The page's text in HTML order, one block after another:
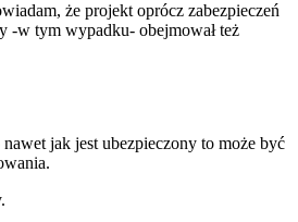
że projekt oprócz zabezpieczeń
-w tym wypadku- obejmował też
nawet jak jest ubezpieczony to może być